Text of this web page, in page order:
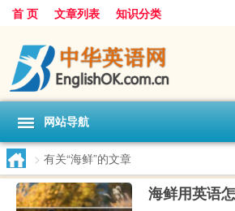
首 页 文章列表 知识分类
网站导航
> 有关“海鲜”的文章
海鲜用英语